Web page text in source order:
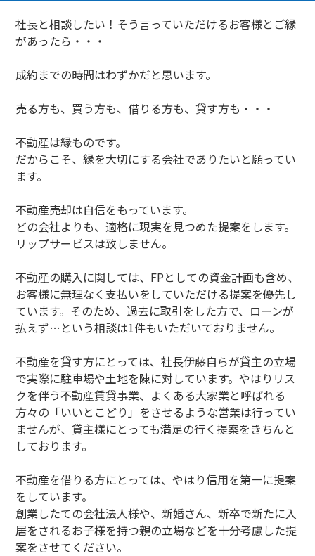
社長と相談したい！そう言っていただけるお客様とご縁
があったら・・・
成約までの時間はわずかだと思います。
売る方も、買う方も、借りる方も、貸す方も・・・
不動産は縁ものです。
だからこそ、縁を大切にする会社でありたいと願ってい
ます。
不動産売却は自信をもっています。
どの会社よりも、適格に現実を見つめた提案をします。
リップサービスは致しません。
不動産の購入に関しては、FPとしての資金計画も含め、
お客様に無理なく支払いをしていただける提案を優先し
ています。そのため、過去に取引をした方で、ローンが
払えず…という相談は1件もいただいておりません。
不動産を貸す方にとっては、社長伊藤自らが貸主の立場
で実際に駐車場や土地を陳に対しています。やはりリス
クを伴う不動産賃貸事業、よくある大家業と呼ばれる
方々の「いいとこどり」をさせるような営業は行ってい
ませんが、貸主様にとっても満足の行く提案をきちんと
しております。
不動産を借りる方にとっては、やはり信用を第一に提案
をしています。
創業したての会社法人様や、新婚さん、新卒で新たに入
居をされるお子様を持つ親の立場などを十分考慮した提
案をさせてください。